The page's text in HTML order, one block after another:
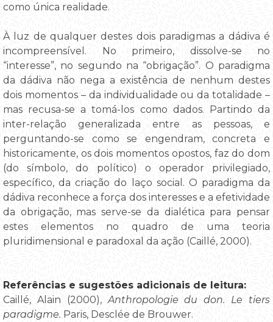
como única realidade.
À luz de qualquer destes dois paradigmas a dádiva é
incompreensível. No primeiro, dissolve-se no
“interesse”, no segundo na “obrigação”. O paradigma
da dádiva não nega a existência de nenhum destes
dois momentos – da individualidade ou da totalidade –
mas recusa-se a tomá-los como dados. Partindo da
inter-relação generalizada entre as pessoas, e
perguntando-se como se engendram, concreta e
historicamente, os dois momentos opostos, faz do dom
(do símbolo, do político) o operador privilegiado,
específico, da criação do laço social. O paradigma da
dádiva reconhece a força dos interesses e a efetividade
da obrigação, mas serve-se da dialética para pensar
estes elementos no quadro de uma teoria
pluridimensional e paradoxal da ação (Caillé, 2000).
Referências e sugestões adicionais de leitura:
Caillé, Alain (2000), Anthropologie du don. Le tiers
paradigme. Paris, Desclée de Brouwer.